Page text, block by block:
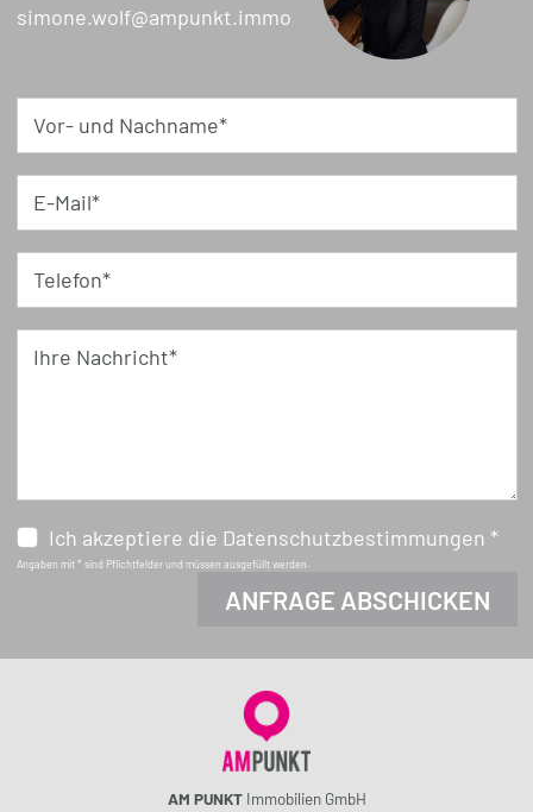
simone.wolf@ampunkt.immo
Vor- und Nachname*
E-Mail*
Telefon*
Ihre Nachricht*
Ich akzeptiere die Datenschutzbestimmungen *
Angaben mit * sind Pflichtfelder und müssen ausgefüllt werden.
AM PUNKTImmobilien GmbH